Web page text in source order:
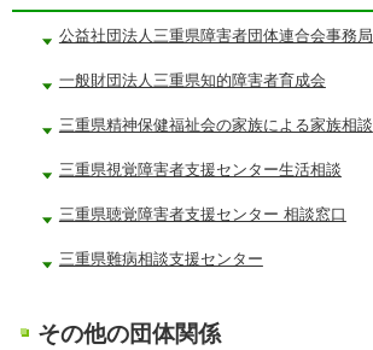
公益社団法人三重県障害者団体連合会事務局
一般財団法人三重県知的障害者育成会
三重県精神保健福祉会の家族による家族相談
三重県視覚障害者支援センター生活相談
三重県聴覚障害者支援センター 相談窓口
三重県難病相談支援センター
その他の団体関係